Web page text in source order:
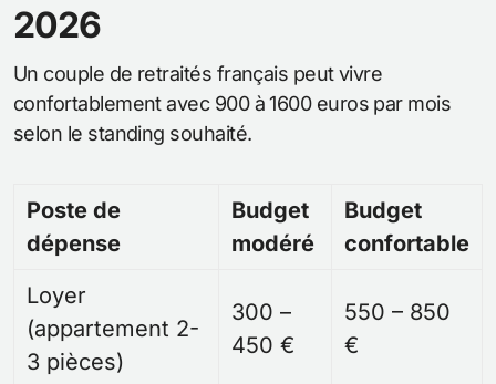
2026
Un couple de retraités français peut vivre
confortablement avec 900 à 1600 euros par mois
selon le standing souhaité.
Poste de
dépense
Budget
modéré
Budget
confortable
Loyer
(appartement 2-
3 pièces)
300 –
450 €
550 – 850
€